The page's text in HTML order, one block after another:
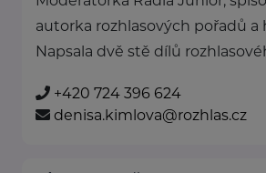
autorka rozhlasových pořadů a
Napsala dvě stě dílů
+420 724 396 624
denisa.kimlova@rozhlas.cz